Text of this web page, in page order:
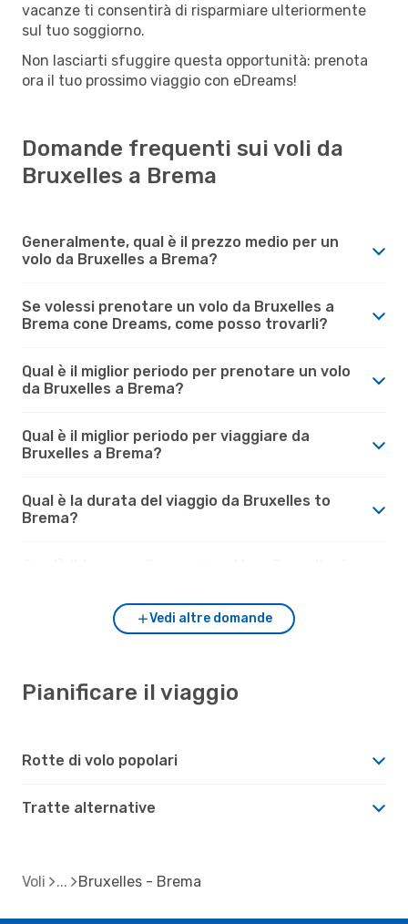
vacanze ti consentirà di risparmiare ulteriormente
sul tuo soggiorno.
Non lasciarti sfuggire questa opportunità: prenota
ora il tuo prossimo viaggio con eDreams!
Domande frequenti sui voli da
Bruxelles a Brema
Generalmente, qual è il prezzo medio per un
volo da Bruxelles a Brema?
Se volessi prenotare un volo da Bruxelles a
Brema cone Dreams, come posso trovarli?
Qual è il miglior periodo per prenotare un volo
da Bruxelles a Brema?
Qual è il miglior periodo per viaggiare da
Bruxelles a Brema?
Qual è la durata del viaggio da Bruxelles to
Brema?
Vedi altre domande
Pianificare il viaggio
Rotte di volo popolari
Tratte alternative
Voli Bruxelles - Brema